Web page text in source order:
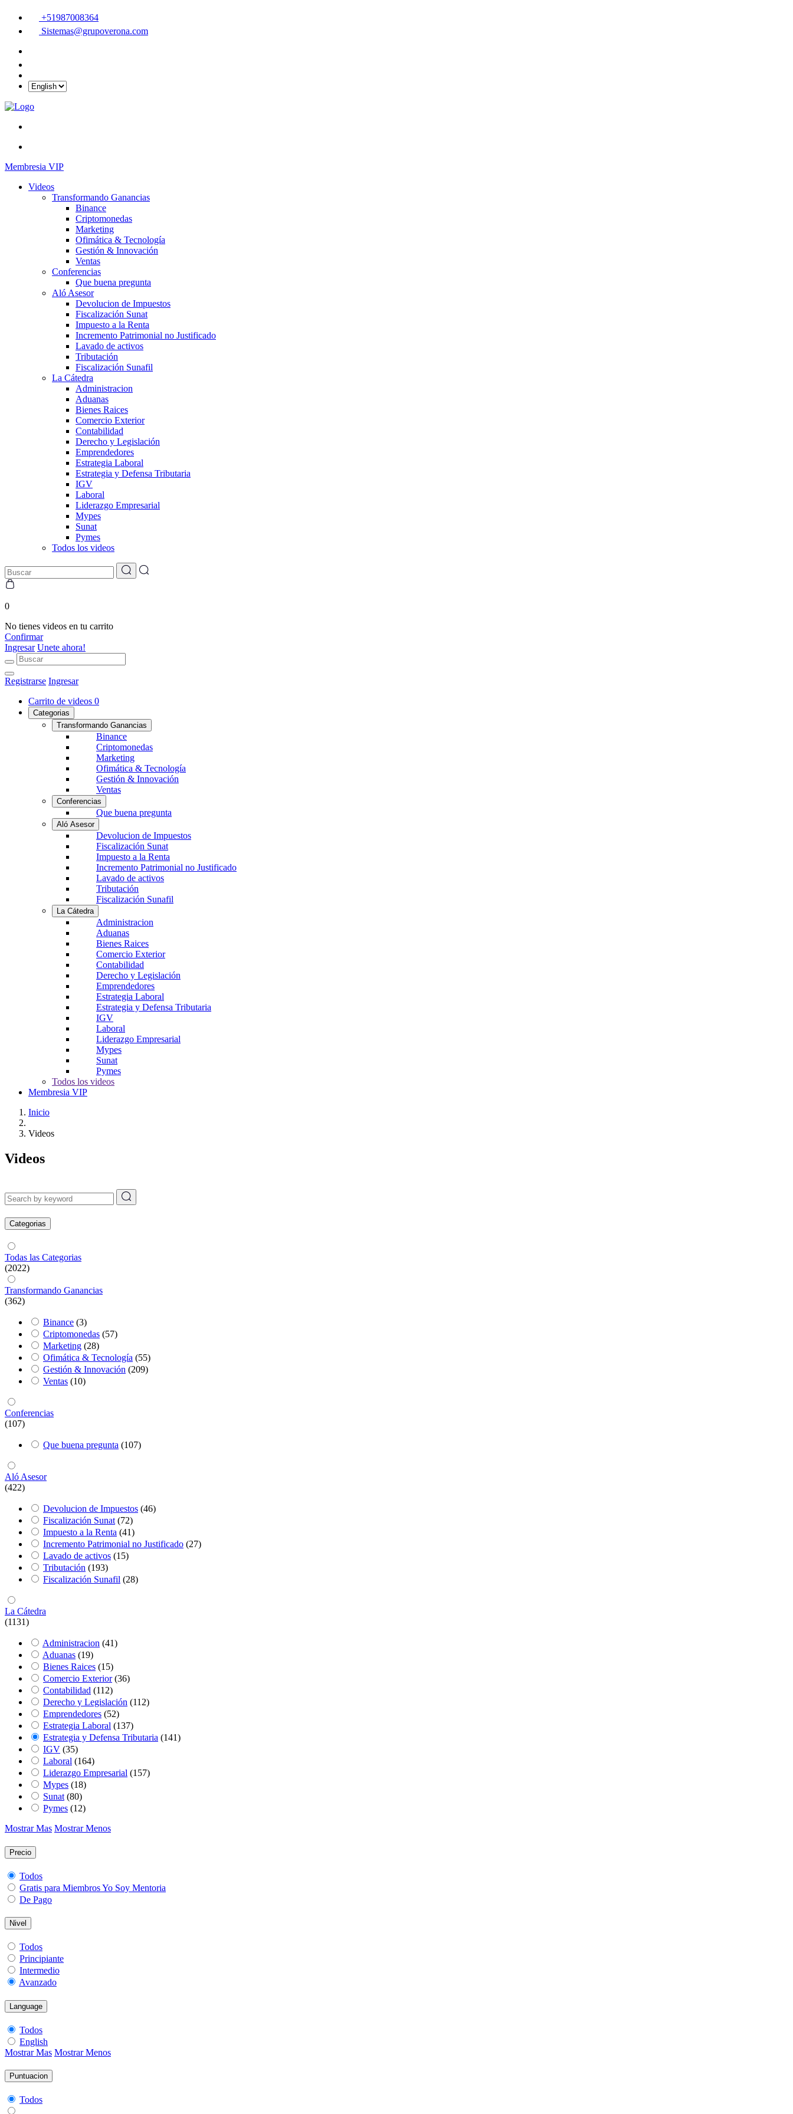
+51987008364
Sistemas@grupoverona.com
Membresia VIP
Videos
Transformando Ganancias
Binance
Criptomonedas
Marketing
Ofimática & Tecnología
Gestión & Innovación
Ventas
Conferencias
Que buena pregunta
Aló Asesor
Devolucion de Impuestos
Fiscalización Sunat
Impuesto a la Renta
Incremento Patrimonial no Justificado
Lavado de activos
Tributación
Fiscalización Sunafil
La Cátedra
Administracion
Aduanas
Bienes Raices
Comercio Exterior
Contabilidad
Derecho y Legislación
Emprendedores
Estrategia Laboral
Estrategia y Defensa Tributaria
IGV
Laboral
Liderazgo Empresarial
Mypes
Sunat
Pymes
Todos los videos
0
No tienes videos en tu carrito
Confirmar
Ingresar Unete ahora!
Registrarse Ingresar
Carrito de videos 0
Categorias
Transformando Ganancias
Binance
Criptomonedas
Marketing
Ofimática & Tecnología
Gestión & Innovación
Ventas
Conferencias
Que buena pregunta
Aló Asesor
Devolucion de Impuestos
Fiscalización Sunat
Impuesto a la Renta
Incremento Patrimonial no Justificado
Lavado de activos
Tributación
Fiscalización Sunafil
La Cátedra
Administracion
Aduanas
Bienes Raices
Comercio Exterior
Contabilidad
Derecho y Legislación
Emprendedores
Estrategia Laboral
Estrategia y Defensa Tributaria
IGV
Laboral
Liderazgo Empresarial
Mypes
Sunat
Pymes
Todos los videos
Membresia VIP
Inicio
Videos
Videos
Categorias
Todas las Categorias
(2022)
Transformando Ganancias
(362)
Binance (3)
Criptomonedas (57)
Marketing (28)
Ofimática & Tecnología (55)
Gestión & Innovación (209)
Ventas (10)
Conferencias
(107)
Que buena pregunta (107)
Aló Asesor
(422)
Devolucion de Impuestos (46)
Fiscalización Sunat (72)
Impuesto a la Renta (41)
Incremento Patrimonial no Justificado (27)
Lavado de activos (15)
Tributación (193)
Fiscalización Sunafil (28)
La Cátedra
(1131)
Administracion (41)
Aduanas (19)
Bienes Raices (15)
Comercio Exterior (36)
Contabilidad (112)
Derecho y Legislación (112)
Emprendedores (52)
Estrategia Laboral (137)
Estrategia y Defensa Tributaria (141)
IGV (35)
Laboral (164)
Liderazgo Empresarial (157)
Mypes (18)
Sunat (80)
Pymes (12)
Mostrar Mas Mostrar Menos
Precio
Todos
Gratis para Miembros Yo Soy Mentoria
De Pago
Nivel
Todos
Principiante
Intermedio
Avanzado
Language
Todos
English
Mostrar Mas Mostrar Menos
Puntuacion
Todos